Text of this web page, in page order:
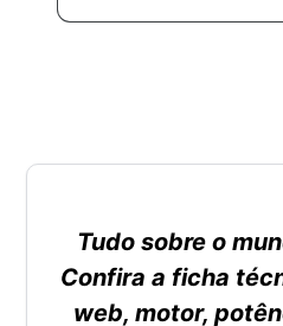
Tudo sobre o
Confira a ficha
web, motor,